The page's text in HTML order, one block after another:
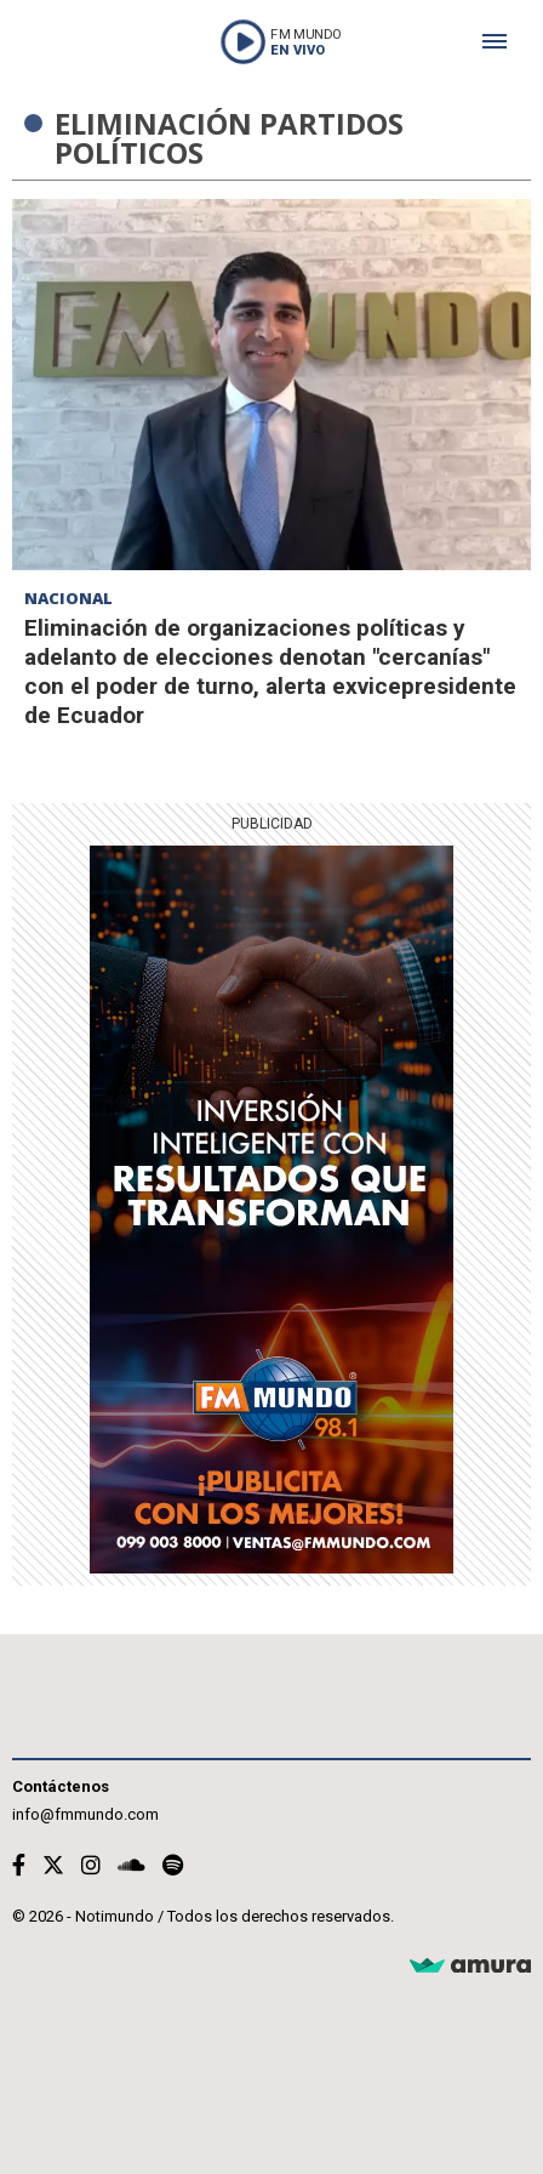
FM MUNDO
EN VIVO
ELIMINACIÓN PARTIDOS
POLÍTICOS
NACIONAL
Eliminación de organizaciones políticas y
adelanto de elecciones denotan "cercanías"
con el poder de turno, alerta exvicepresidente
de Ecuador
Contáctenos
info@fmmundo.com
© 2026 - Notimundo / Todos los derechos reservados.